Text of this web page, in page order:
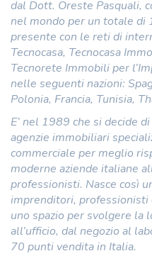
dal Dott. Oreste Pasquali,
nel mondo per un totale di
presente con le reti di
Tecnocasa, Tecnocasa
Tecnorete Immobili per
nelle seguenti nazioni:
Polonia, Francia, Tunisia,
E’ nel 1989 che si decide
agenzie immobiliari
commerciale per meglio
moderne aziende italiane
professionisti. Nasce così
imprenditori, professionisti
uno spazio per svolgere la
all’ufficio, dal negozio al
70 punti vendita in Italia.